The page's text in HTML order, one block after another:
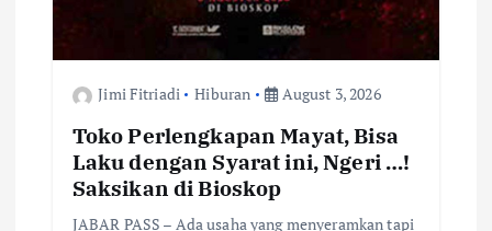
Jimi Fitriadi Hiburan August 3, 2026
Toko Perlengkapan Mayat, Bisa
Laku dengan Syarat ini, Ngeri …!
Saksikan di Bioskop
JABAR PASS – Ada usaha yang menyeramkan tapi